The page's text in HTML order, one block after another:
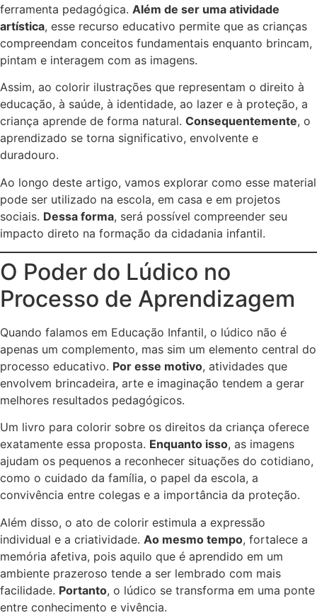
ferramenta pedagógica. Além de ser uma atividade
artística, esse recurso educativo permite que as crianças
compreendam conceitos fundamentais enquanto brincam,
pintam e interagem com as imagens.
Assim, ao colorir ilustrações que representam o direito à
educação, à saúde, à identidade, ao lazer e à proteção, a
criança aprende de forma natural. Consequentemente, o
aprendizado se torna significativo, envolvente e
duradouro.
Ao longo deste artigo, vamos explorar como esse material
pode ser utilizado na escola, em casa e em projetos
sociais. Dessa forma, será possível compreender seu
impacto direto na formação da cidadania infantil.
O Poder do Lúdico no
Processo de Aprendizagem
Quando falamos em Educação Infantil, o lúdico não é
apenas um complemento, mas sim um elemento central do
processo educativo. Por esse motivo, atividades que
envolvem brincadeira, arte e imaginação tendem a gerar
melhores resultados pedagógicos.
Um livro para colorir sobre os direitos da criança oferece
exatamente essa proposta. Enquanto isso, as imagens
ajudam os pequenos a reconhecer situações do cotidiano,
como o cuidado da família, o papel da escola, a
convivência entre colegas e a importância da proteção.
Além disso, o ato de colorir estimula a expressão
individual e a criatividade. Ao mesmo tempo, fortalece a
memória afetiva, pois aquilo que é aprendido em um
ambiente prazeroso tende a ser lembrado com mais
facilidade. Portanto, o lúdico se transforma em uma ponte
entre conhecimento e vivência.